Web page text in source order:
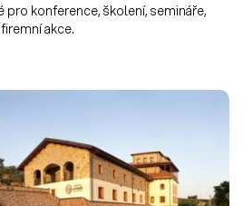
pro konference, školení, semináře,
akce.